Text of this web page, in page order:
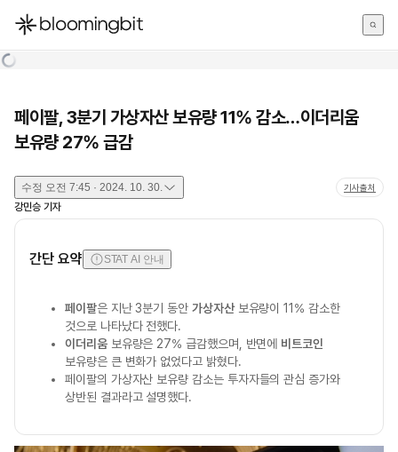
한국어
페이팔, 3분기 가상자산 보유량 11% 감소…이더리움
보유량 27% 급감
수정 오전 7:45 · 2024. 10. 30. 기사출처
강민승 기자
간단 요약 STAT AI 안내
페이팔은 지난 3분기 동안 가상자산보유량이 11% 감소한
것으로 나타났다 전했다.
이더리움보유량은 27% 급감했으며, 반면에 비트코인
보유량은 큰 변화가 없었다고 밝혔다.
페이팔의 가상자산 보유량 감소는 투자자들의 관심 증가와
상반된 결과라고 설명했다.